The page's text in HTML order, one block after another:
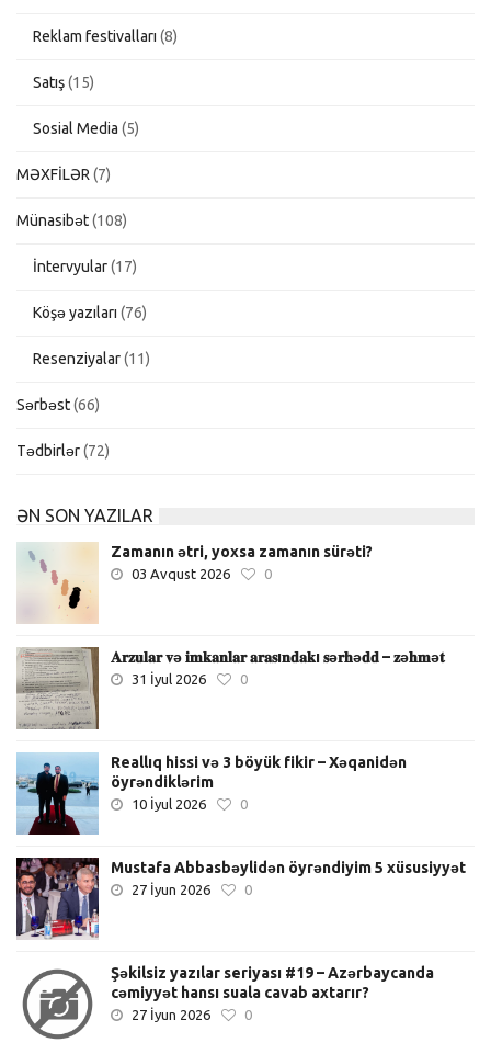
Reklam festivalları (8)
Satış(15)
Sosial Media (5)
MƏXFİLƏR (7)
Münasibət(108)
İntervyular(17)
Köşə yazıları (76)
Resenziyalar(11)
Sərbəst(66)
Tədbirlər(72)
ƏN SON YAZILAR
Zamanın ətri, yoxsa zamanın sürəti?
03 Avqust 2026 0
𝐀𝐫𝐳𝐮𝐥𝐚𝐫 𝐯ə 𝐢𝐦𝐤𝐚𝐧𝐥𝐚𝐫 𝐚𝐫𝐚𝐬ı𝐧𝐝𝐚𝐤ı 𝐬ə𝐫𝐡ə𝐝𝐝 – 𝐳ə𝐡𝐦ə𝐭
31 İyul 2026 0
Reallıq hissi və 3 böyük fikir – Xəqanidən
öyrəndiklərim
10 İyul 2026 0
Mustafa Abbasbəylidən öyrəndiyim 5 xüsusiyyət
27 İyun 2026 0
Şəkilsiz yazılar seriyası #19 – Azərbaycanda
cəmiyyət hansı suala cavab axtarır?
27 İyun 2026 0